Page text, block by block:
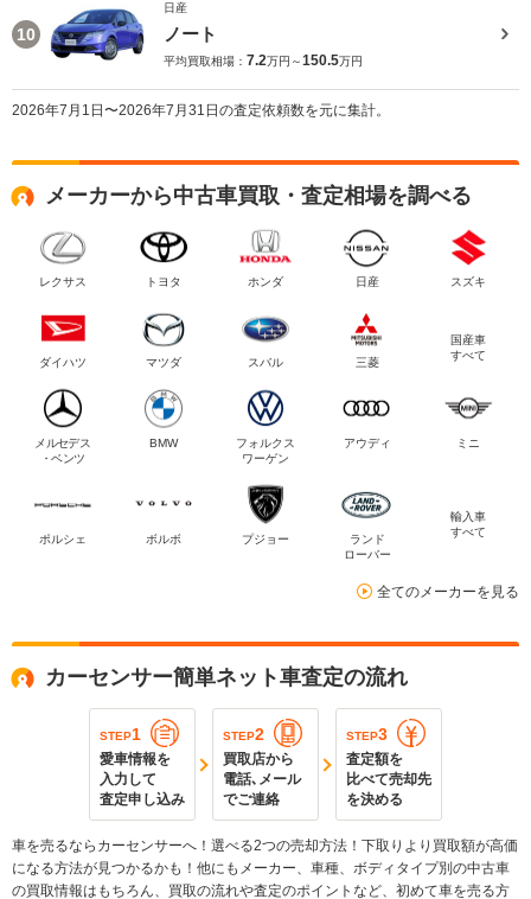
10
日産
ノート
平均買取相場： 7.2万円～150.5万円
2026年7月1日〜2026年7月31日の査定依頼数を元に集計。
メーカーから中古車買取・査定相場を調べる
レクサス トヨタ ホンダ 日産 スズキ
ダイハツ マツダ スバル 三菱
国産車
すべて
メルセデス
・ベンツ
BMW
フォルクス
ワーゲン
アウディ ミニ
ポルシェ ボルボ プジョー
ランド
ローバー
輸入車
すべて
全てのメーカーを見る
カーセンサー簡単ネット車査定の流れ
STEP1
愛車情報を
入力して
査定申し込み
STEP2
買取店から
電話､メール
でご連絡
STEP3
査定額を
比べて売却先
を決める
車を売るならカーセンサーへ！選べる2つの売却方法！下取りより買取額が高価
になる方法が見つかるかも！他にもメーカー、車種、ボディタイプ別の中古車
の買取情報はもちろん、買取の流れや査定のポイントなど、初めて車を売る方